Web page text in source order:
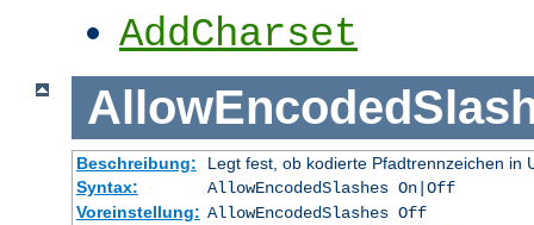
AddCharset
Beschreibung:
Legt fest, ob kodierte Pfadtrennzeichen in
Syntax:
AllowEncodedSlashes On|Off
Voreinstellung: AllowEncodedSlashes Off